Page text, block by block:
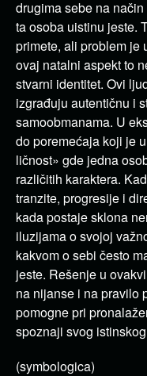
drugima sebe na
ta osoba uistinu jeste.
primete, ali problem je
ovaj natalni aspekt to
stvarni identitet. Ovi
izgrađuju autentičnu i
samoobmanama. U
do poremećaja koji je
ličnost» gde jedna
različitih karaktera.
tranzite, progresije i
kada postaje sklona
iluzijama o svojoj
kakvom o sebi često
jeste. Rešenje u
na nijanse i na pravilo
pomogne pri
spoznaji svog
(symbologica)